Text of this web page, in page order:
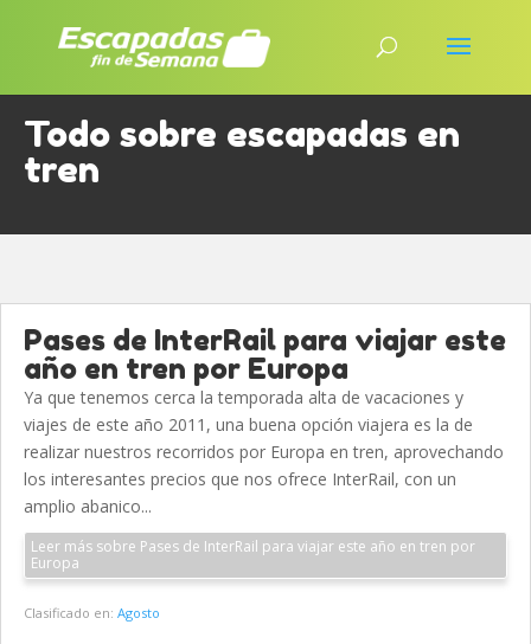
Todo sobre escapadas en
tren
Pases de InterRail para viajar este
año en tren por Europa
Ya que tenemos cerca la temporada alta de vacaciones y
viajes de este año 2011, una buena opción viajera es la de
realizar nuestros recorridos por Europa en tren, aprovechando
los interesantes precios que nos ofrece InterRail, con un
amplio abanico...
Leer más sobre Pases de InterRail para viajar este año en tren por
Europa
Clasificado en: Agosto